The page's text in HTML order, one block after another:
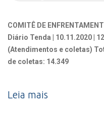
COMITÊ DE
Diário Tenda | 10.11.2020 |
(Atendimentos e coletas)
de coletas: 14.349
Leia mais